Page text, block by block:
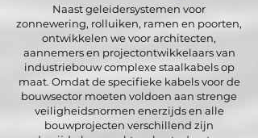
Naast geleidersystemen voor
zonnewering, rolluiken, ramen en poorten,
ontwikkelen we voor architecten,
aannemers en projectontwikkelaars van
industriebouw complexe staalkabels op
maat. Omdat de specifieke kabels voor de
bouwsector moeten voldoen aan strenge
veiligheidsnormen enerzijds en alle
bouwprojecten verschillend zijn